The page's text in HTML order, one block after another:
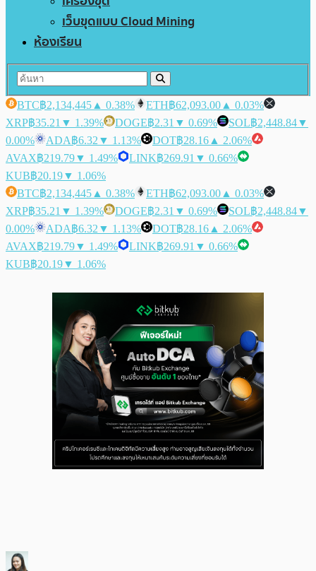
เว็บขุดแบบ Cloud Mining
ห้องเรียน
BTC฿2,134,445 ▲ 0.38% ETH฿62,093.00 ▲ 0.03%
XRP฿35.21 ▼ 1.39% DOGE฿2.31 ▼ 0.69% SOL฿2,448.84▼
0.00%
ADA฿6.32 ▼ 1.13% DOT฿28.16 ▲ 2.06%
AVAX฿219.79▼ 1.49% LINK฿269.91 ▼ 0.66%
KUB฿20.19▼ 1.06%
BTC฿2,134,445 ▲ 0.38% ETH฿62,093.00 ▲ 0.03%
XRP฿35.21 ▼ 1.39% DOGE฿2.31 ▼ 0.69% SOL฿2,448.84▼
0.00%
ADA฿6.32 ▼ 1.13% DOT฿28.16 ▲ 2.06%
AVAX฿219.79▼ 1.49% LINK฿269.91 ▼ 0.66%
KUB฿20.19▼ 1.06%